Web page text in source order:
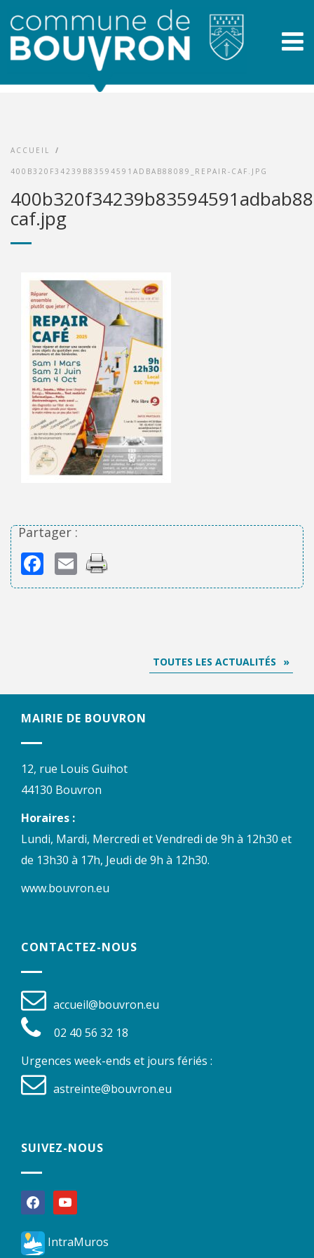
ACCUEIL /
400B320F34239B83594591ADBAB88089_REPAIR-CAF.JPG
caf.jpg
Partager :
Facebook
Email
TOUTES LES ACTUALITÉS
MAIRIE DE BOUVRON
12, rue Louis Guihot
44130 Bouvron
Horaires :
Lundi, Mardi, Mercredi et Vendredi de 9h à 12h30 et
de 13h30 à 17h, Jeudi de 9h à 12h30.
www.bouvron.eu
CONTACTEZ-NOUS
accueil@bouvron.eu
02 40 56 32 18
Urgences week-ends et jours fériés :
astreinte@bouvron.eu
SUIVEZ-NOUS
facebookyoutube
IntraMuros